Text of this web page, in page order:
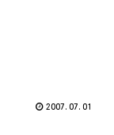
2007.07.01